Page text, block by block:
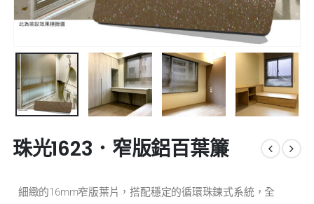
珠光1623．窄版鋁百葉簾
細緻的16mm窄版葉片，搭配穩定的循環珠鍊式系統，全